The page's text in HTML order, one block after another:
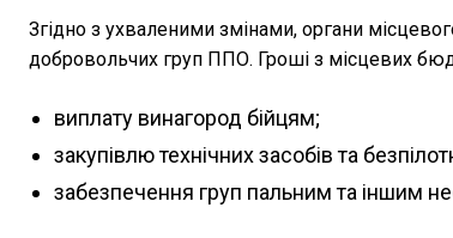
Згідно з ухваленими змінами, органи
добровольчих груп ППО. Гроші з місцевих
виплату винагород бійцям;
закупівлю технічних засобів та
забезпечення груп пальним та іншим